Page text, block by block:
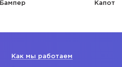
Бампер Капот
Как мы работаем